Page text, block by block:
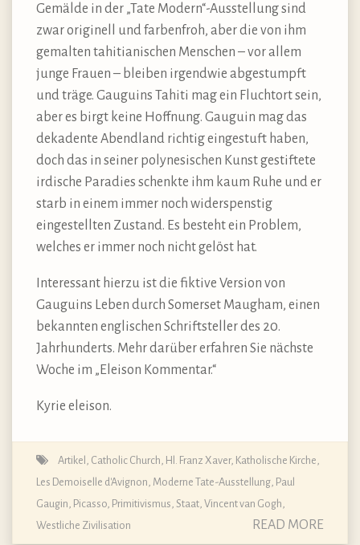
Gemälde in der „Tate Modern“-Ausstellung sind
zwar originell und farbenfroh, aber die von ihm
gemalten tahitianischen Menschen – vor allem
junge Frauen – bleiben irgendwie abgestumpft
und träge. Gauguins Tahiti mag ein Fluchtort sein,
aber es birgt keine Hoffnung. Gauguin mag das
dekadente Abendland richtig eingestuft haben,
doch das in seiner polynesischen Kunst gestiftete
irdische Paradies schenkte ihm kaum Ruhe und er
starb in einem immer noch widerspenstig
eingestellten Zustand. Es besteht ein Problem,
welches er immer noch nicht gelöst hat.
Interessant hierzu ist die fiktive Version von
Gauguins Leben durch Somerset Maugham, einen
bekannten englischen Schriftsteller des 20.
Jahrhunderts. Mehr darüber erfahren Sie nächste
Woche im „Eleison Kommentar.“
Kyrie eleison.
Artikel Catholic Church Hl. Franz Xaver, Katholische Kirche
Les Demoiselle d'Avignon Moderne Tate-Ausstellung Paul
Gaugin Picasso Primitivismus Staat Vincent van Gogh
Westliche Zivilisation
READ MORE